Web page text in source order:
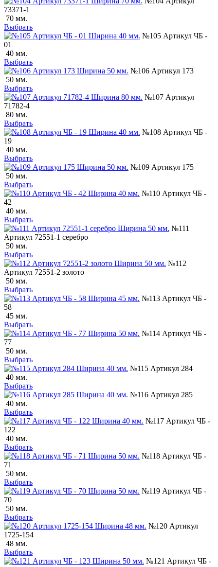
73371-1
70 мм.
Выбрать
№105 Артикул ЧБ -
01
40 мм.
Выбрать
№106 Артикул 173
50 мм.
Выбрать
№107 Артикул
71782-4
80 мм.
Выбрать
№108 Артикул ЧБ -
19
40 мм.
Выбрать
№109 Артикул 175
50 мм.
Выбрать
№110 Артикул ЧБ -
42
40 мм.
Выбрать
№111
Артикул 72551-1 серебро
50 мм.
Выбрать
№112
Артикул 72551-2 золото
50 мм.
Выбрать
№113 Артикул ЧБ -
58
45 мм.
Выбрать
№114 Артикул ЧБ -
77
50 мм.
Выбрать
№115 Артикул 284
40 мм.
Выбрать
№116 Артикул 285
40 мм.
Выбрать
№117 Артикул ЧБ -
122
40 мм.
Выбрать
№118 Артикул ЧБ -
71
50 мм.
Выбрать
№119 Артикул ЧБ -
70
50 мм.
Выбрать
№120 Артикул
1725-154
48 мм.
Выбрать
№121 Артикул ЧБ -